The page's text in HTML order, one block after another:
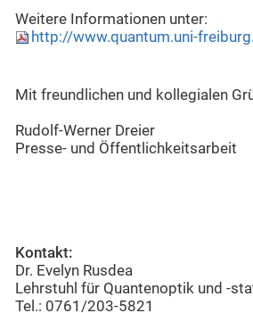
Weitere Informationen unter:
http://www.quantum.uni-
Mit freundlichen und kollegialen
Rudolf-Werner Dreier
Presse- und Öffentlichkeitsarbeit
Kontakt:
Dr. Evelyn Rusdea
Lehrstuhl für Quantenoptik und -
Tel.: 0761/203-5821